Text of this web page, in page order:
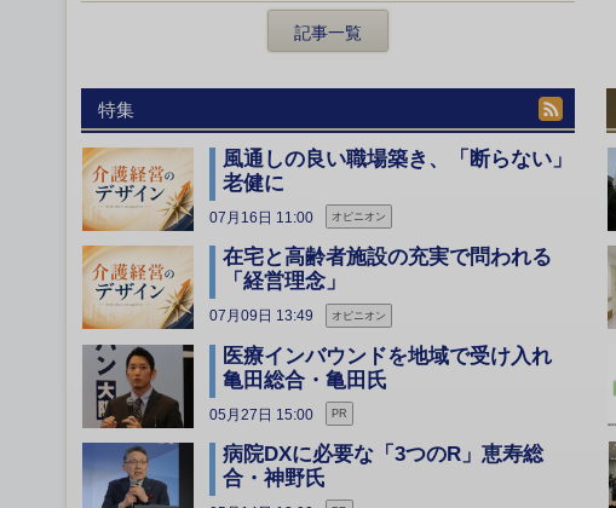
記事一覧
特集
風通しの良い職場築き、「断らない」
老健に
07月16日 11:00 オピニオン
在宅と高齢者施設の充実で問われる
「経営理念」
07月09日 13:49 オピニオン
医療インバウンドを地域で受け入れ
亀田総合・亀田氏
05月27日 15:00 PR
病院DXに必要な「3つのR」恵寿総
合・神野氏